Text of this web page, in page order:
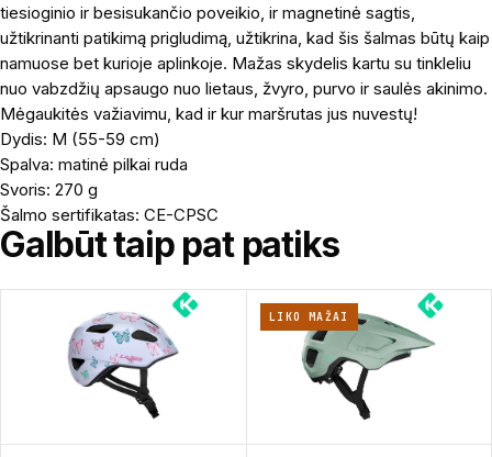
tiesioginio ir besisukančio poveikio, ir magnetinė sagtis,
užtikrinanti patikimą prigludimą, užtikrina, kad šis šalmas būtų kaip
namuose bet kurioje aplinkoje. Mažas skydelis kartu su tinkleliu
nuo vabzdžių apsaugo nuo lietaus, žvyro, purvo ir saulės akinimo.
Mėgaukitės važiavimu, kad ir kur maršrutas jus nuvestų!
Dydis: M (55-59 cm)
Spalva: matinė pilkai ruda
Svoris: 270 g
Šalmo sertifikatas: CE-CPSC
Galbūt taip pat patiks
LIKO MAŽAI